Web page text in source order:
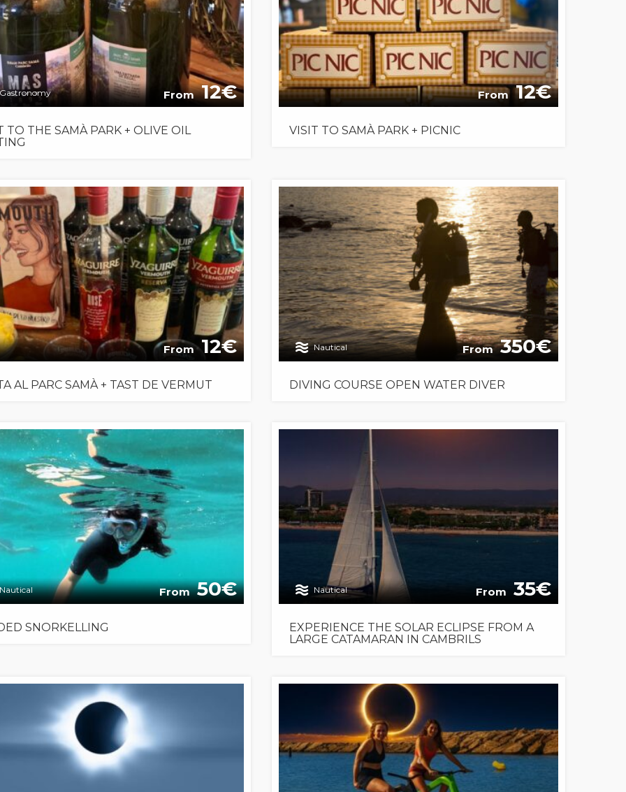
Gastronomy From 12
TO THE SAMÀ PARK + OLIVE OIL
From 12
VISIT TO SAMÀ PARK + PICNIC
From 12
AL PARC SAMÀ + TAST DE VERMUT
Nautical From 350
DIVING COURSE OPEN WATER DIVER
Nautical From 50
SNORKELLING
Nautical From 35
EXPERIENCE THE SOLAR ECLIPSE FROM A
LARGE CATAMARAN IN CAMBRILS